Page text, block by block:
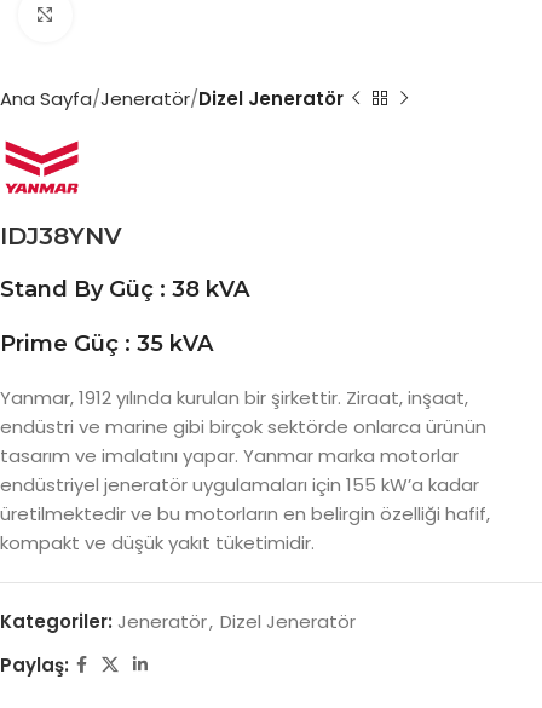
Ana Sayfa Jeneratör Dizel Jeneratör
IDJ38YNV
Stand By Güç : 38 kVA
Prime Güç : 35 kVA
Yanmar, 1912 yılında kurulan bir şirkettir. Ziraat, inşaat,
endüstri ve marine gibi birçok sektörde onlarca ürünün
tasarım ve imalatını yapar. Yanmar marka motorlar
endüstriyel jeneratör uygulamaları için 155 kW’a kadar
üretilmektedir ve bu motorların en belirgin özelliği hafif,
kompakt ve düşük yakıt tüketimidir.
Kategoriler: Jeneratör, Dizel Jeneratör
Paylaş: